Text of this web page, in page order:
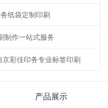
纸袋定制印刷
制作一站式服务
彩佳印务专业标签印刷
产品展示